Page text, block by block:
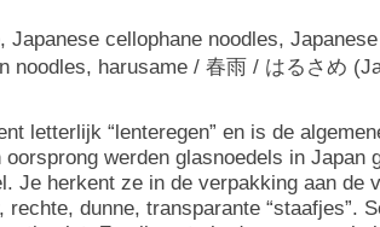
Japanese cellophane noodles,
noodles, harusame / 春雨 / はるさめ
letterlijk “lenteregen” en is de
oorsprong werden glasnoedels in Japan
Je herkent ze in de verpakking aan de
rechte, dunne, transparante “staafjes”.